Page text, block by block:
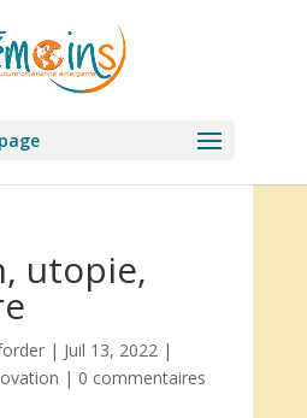
utopie,
| Juil 13, 2022|
| 0 commentaires